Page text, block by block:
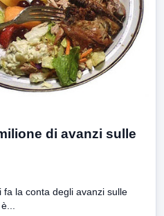
di avanzi sulle
la conta degli avanzi sulle